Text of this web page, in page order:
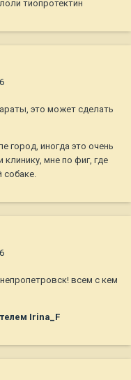
тиопротектин
это может сделать
город, иногда это очень
мне по фиг, где
собаке.
всем с кем
Irina_F